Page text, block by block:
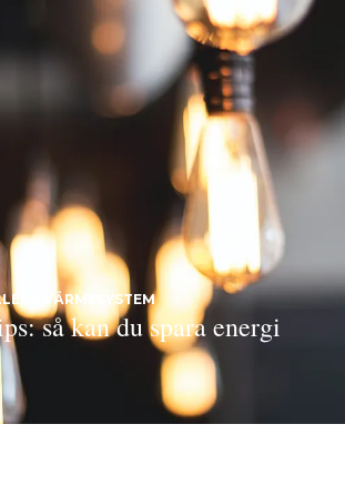
VÄRMESYSTEM
så kan du spara energi